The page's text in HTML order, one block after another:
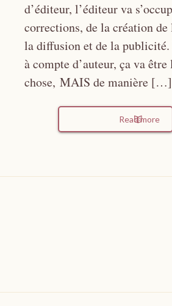
d’éditeur, l’éditeur va
corrections, de la création
la diffusion et de la
à compte d’auteur, ça va
chose, MAIS de manière […]
Read more